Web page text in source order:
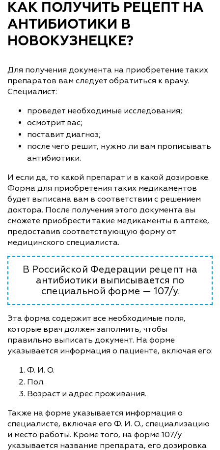
КАК ПОЛУЧИТЬ РЕЦЕПТ НА
АНТИБИОТИКИ В
НОВОКУЗНЕЦКЕ?
Для получения документа на приобретение таких
препаратов вам следует обратиться к врачу.
Специалист:
проведет необходимые исследования;
осмотрит вас;
поставит диагноз;
после чего решит, нужно ли вам прописывать
антибиотики.
И если да, то какой препарат и в какой дозировке.
Форма для приобретения таких медикаментов
будет выписана вам в соответствии с решением
доктора. После получения этого документа вы
сможете приобрести такие медикаменты в аптеке,
предоставив соответствующую форму от
медицинского специалиста.
В Российской Федерации рецепт на
антибиотики выписывается по
специальной форме — 107/у.
Эта форма содержит все необходимые поля,
которые врач должен заполнить, чтобы
правильно выписать документ. На форме
указывается информация о пациенте, включая его:
Ф. И. О.
Пол.
Возраст и адрес проживания.
Также на форме указывается информация о
специалисте, включая его Ф. И. О., специализацию
и место работы. Кроме того, на форме 107/у
указывается название препарата, его дозировка